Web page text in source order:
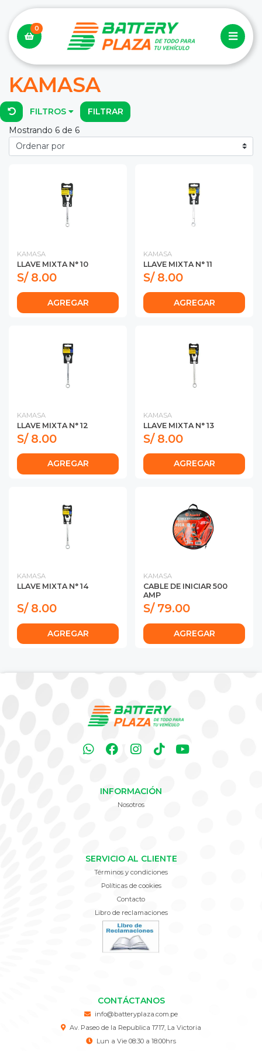
0
KAMASA
FILTROS
FILTRAR
Mostrando 6 de 6
KAMASA
LLAVE MIXTA N° 10
S/ 8.00
AGREGAR
KAMASA
LLAVE MIXTA N° 11
S/ 8.00
AGREGAR
KAMASA
LLAVE MIXTA N° 12
S/ 8.00
AGREGAR
KAMASA
LLAVE MIXTA N° 13
S/ 8.00
AGREGAR
KAMASA
LLAVE MIXTA N° 14
S/ 8.00
AGREGAR
KAMASA
CABLE DE INICIAR 500
AMP
S/ 79.00
AGREGAR
INFORMACIÓN
Nosotros
SERVICIO AL CLIENTE
Términos y condiciones
Políticas de cookies
Contacto
Libro de reclamaciones
CONTÁCTANOS
info@batteryplaza.com.pe
Av. Paseo de la Republica 1717, La Victoria
Lun a Vie 08:30 a 18:00hrs